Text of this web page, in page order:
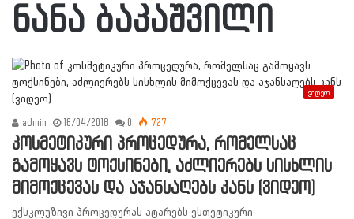
ნანა ბაკაშვილი
ვიდეო
admin 16/04/2018 0 727
კოსმეტიკური პროცედურა, რომელსაც
გამოყავს ტოქსინები, აძლიერებს სისხლის
მიმოქცევას და აჯანსაღებს კანს (ვიდეო)
ექსკლუზივი პროცედურას ატარებს ესთეტიკური